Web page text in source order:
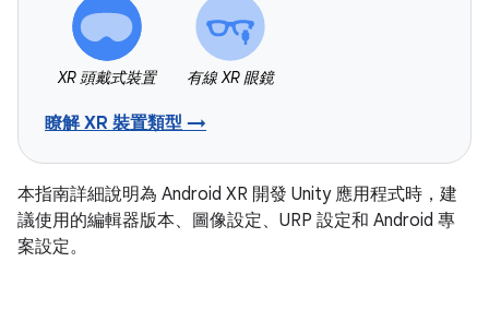
XR 頭戴式裝置 有線 XR 眼鏡
瞭解 XR 裝置類型 →
本指南詳細說明為 Android XR 開發 Unity 應用程式時，建
議使用的編輯器版本、圖像設定、URP 設定和 Android 專
案設定。